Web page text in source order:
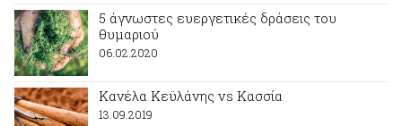
5 άγνωστες ευεργετικές δράσεις του
θυμαριού
06.02.2020
Κανέλα Κεϋλάνης vs Κασσία
13.09.2019